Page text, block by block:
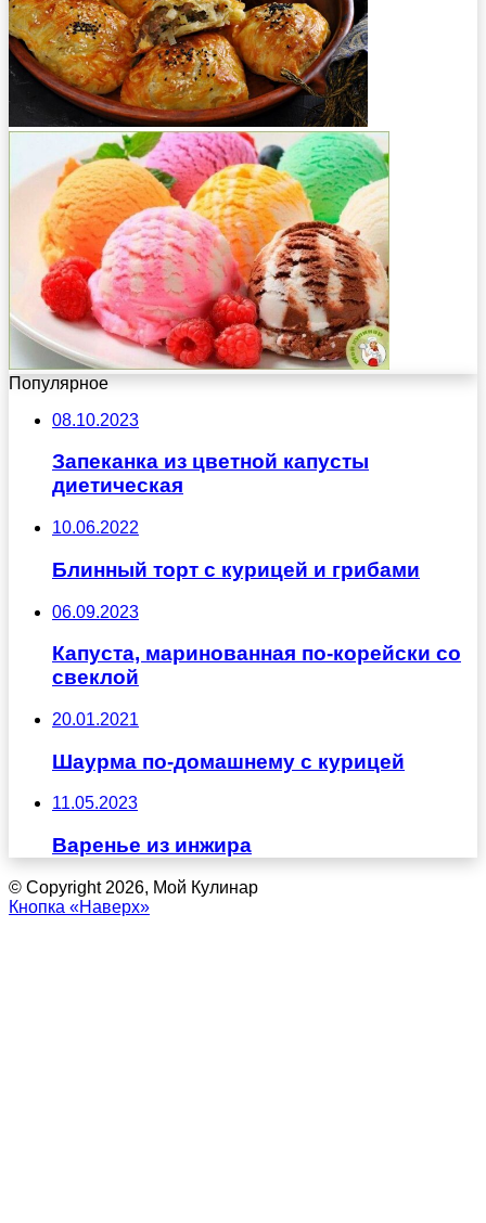
Популярное
08.10.2023
Запеканка из цветной капусты
диетическая
10.06.2022
Блинный торт с курицей и грибами
06.09.2023
Капуста, маринованная по-корейски со
свеклой
20.01.2021
Шаурма по-домашнему с курицей
11.05.2023
Варенье из инжира
© Copyright 2026, Мой Кулинар
Кнопка «Наверх»